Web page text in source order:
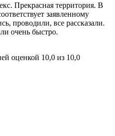
Прекрасная территория. В
заявленному
проводили, все рассказали.
очень быстро.
оценкой 10,0 из 10,0